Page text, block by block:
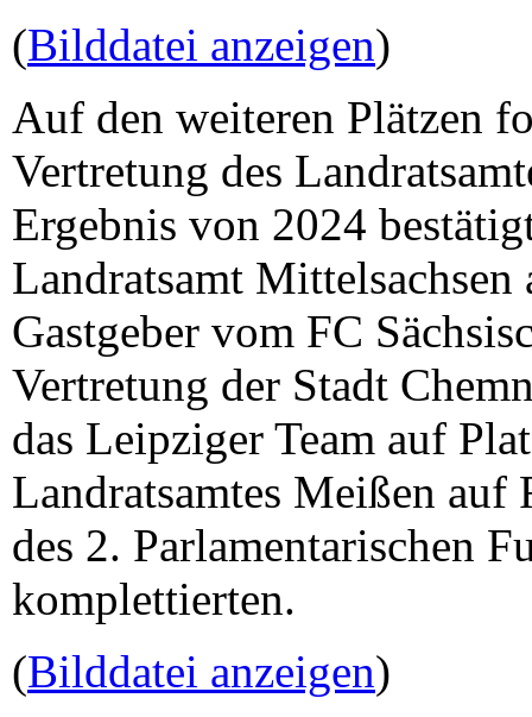
(Bilddatei anzeigen)
Auf den weiteren Plätzen
Vertretung des
Ergebnis von 2024
Landratsamt
Gastgeber vom FC
Vertretung der Stadt
das Leipziger Team auf
Landratsamtes Meißen auf
des 2. Parlamentarischen
komplettierten.
(Bilddatei anzeigen)